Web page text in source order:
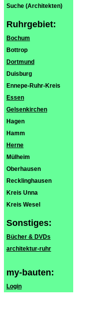
Suche (Architekten)
Ruhrgebiet:
Bochum
Bottrop
Dortmund
Duisburg
Ennepe-Ruhr-Kreis
Essen
Gelsenkirchen
Hagen
Hamm
Herne
Mülheim
Oberhausen
Recklinghausen
Kreis Unna
Kreis Wesel
Sonstiges:
Bücher & DVDs
architektur-ruhr
my-bauten:
Login